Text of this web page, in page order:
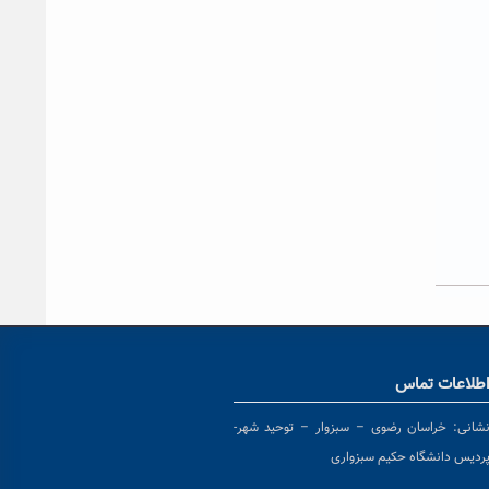
تماس
خراسان رضوی – سبزوار – توحید شهر-
دانشگاه حکیم سبزواری